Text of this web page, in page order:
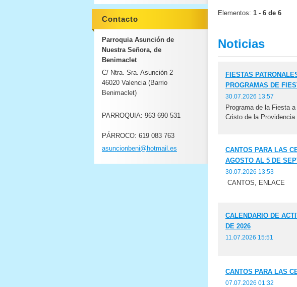
Elementos: 1 - 6 de 6
Noticias
FIESTAS
PROGRAMAS DE
30.07.2026 13:57
Programa de la Fiesta
Cristo de la
CANTOS PARA LAS
AGOSTO AL 5 DE
30.07.2026 13:53
CANTOS, ENLACE
CALENDARIO DE
DE 2026
11.07.2026 15:51
CANTOS PARA LAS
07.07.2026 01:32
Contacto
Parroquia Asunción de
Nuestra Señora, de
Benimaclet
C/ Ntra. Sra. Asunción 2
46020 Valencia (Barrio
Benimaclet)
PARROQUIA: 963 690 531
PÁRROCO: 619 083 763
asuncionbeni@hotmail.es